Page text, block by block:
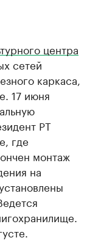
центра
сетей
каркаса,
17 июня
РТ
где
монтаж
на